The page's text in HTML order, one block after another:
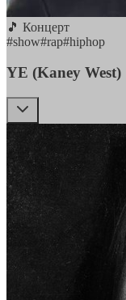
🎵 Концерт
#show#rap#hiphop
YE (Kaney West)